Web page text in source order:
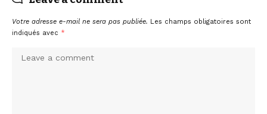
Votre adresse e-mail ne sera pas publiée. Les champs obligatoires sont
indiqués avec *